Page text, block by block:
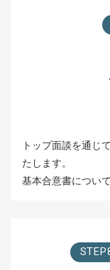
トップ面談を通じ
たします。
基本合意書につい